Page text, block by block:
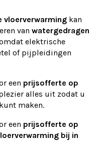
vloerverwarming kan
van watergedragen
elektrische
of pijpleidingen
een prijsofferte op
alles uit zodat u
maken.
een prijsofferte op
bij in